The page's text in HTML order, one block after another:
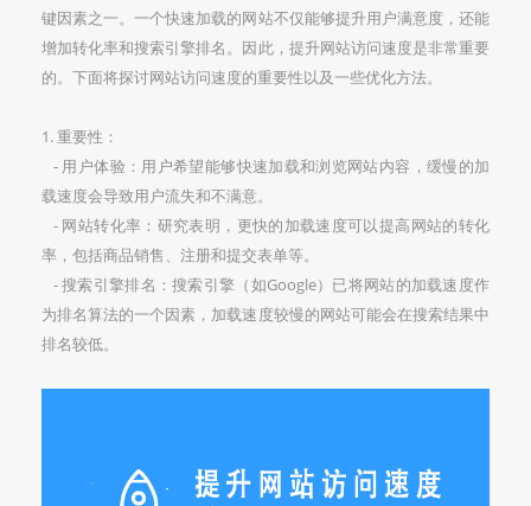
键因素之一。一个快速加载的网站不仅能够提升用户满意度，还能
增加转化率和搜索引擎排名。因此，提升网站访问速度是非常重要
的。下面将探讨网站访问速度的重要性以及一些优化方法。
1. 重要性：
- 用户体验：用户希望能够快速加载和浏览网站内容，缓慢的加
载速度会导致用户流失和不满意。
- 网站转化率：研究表明，更快的加载速度可以提高网站的转化
率，包括商品销售、注册和提交表单等。
- 搜索引擎排名：搜索引擎（如Google）已将网站的加载速度作
为排名算法的一个因素，加载速度较慢的网站可能会在搜索结果中
排名较低。